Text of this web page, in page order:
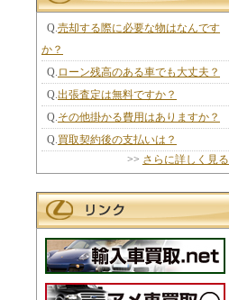
Q.売却する際に必要な物はなんです
か？
Q. ローン残高のある車でも大丈夫？
Q.出張査定は無料ですか？
Q.その他掛かる費用はありますか？
Q.買取契約後の支払いは？
>> さらに詳しく見る